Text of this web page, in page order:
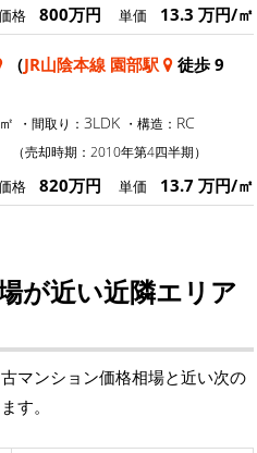
格 800万円 単価 13.3 万円/㎡
（JR山陰本線 園部駅
徒歩 9
・間取り： 3LDK ・構造： RC
（売却時期：2010年第4四半期）
格 820万円 単価 13.7 万円/㎡
が近い近隣エリア
マンション価格相場と近い次の
す。